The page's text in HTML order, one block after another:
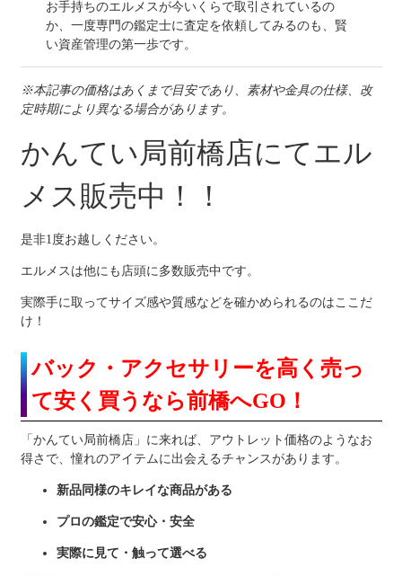
お手持ちのエルメスが今いくらで取引されているの
か、一度専門の鑑定士に査定を依頼してみるのも、賢
い資産管理の第一歩です。
※本記事の価格はあくまで目安であり、素材や金具の仕様、改
定時期により異なる場合があります。
かんてい局前橋店にてエル
メス販売中！！
是非1度お越しください。
エルメスは他にも店頭に多数販売中です。
実際手に取ってサイズ感や質感などを確かめられるのはここだ
け！
バック・アクセサリーを高く売っ
て安く買うなら前橋へGO！
「かんてい局前橋店」に来れば、アウトレット価格のようなお
得さで、憧れのアイテムに出会えるチャンスがあります。
新品同様のキレイな商品がある
プロの鑑定で安心・安全
実際に見て・触って選べる